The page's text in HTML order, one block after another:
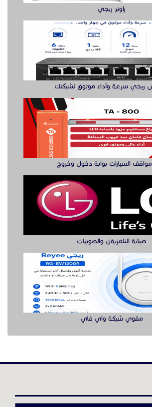
راوتر ريجي
ريجي سرعة وأداء موثوق لشبكتك
مواقف السيارات بوابة دخول وخروج
صيانة التلفزيةن والصوتيات
مقوي شبكة واي فاي